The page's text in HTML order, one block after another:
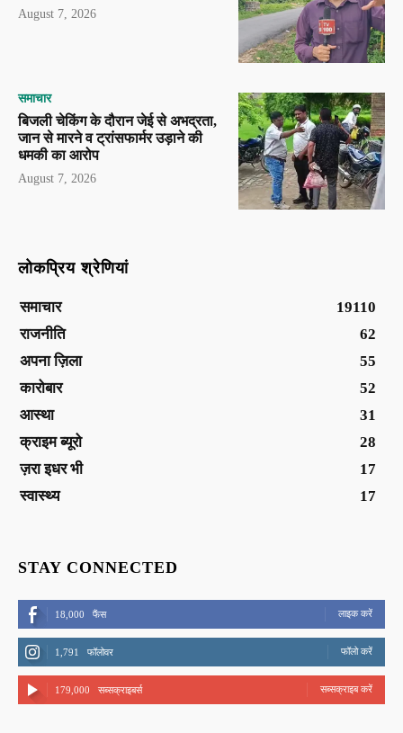
August 7, 2026
समाचार
बिजली चेकिंग के दौरान जेई से अभद्रता,
जान से मारने व ट्रांसफार्मर उड़ाने की
धमकी का आरोप
August 7, 2026
लोकप्रिय श्रेणियां
समाचार
19110
राजनीति
62
अपना ज़िला
55
कारोबार
52
आस्था
31
क्राइम ब्यूरो
28
ज़रा इधर भी
17
स्वास्थ्य
17
STAY CONNECTED
18,000 फैंस लाइक करें
1,791 फॉलोवर फॉलो करें
179,000 सब्सक्राइबर्स सब्सक्राइब करें